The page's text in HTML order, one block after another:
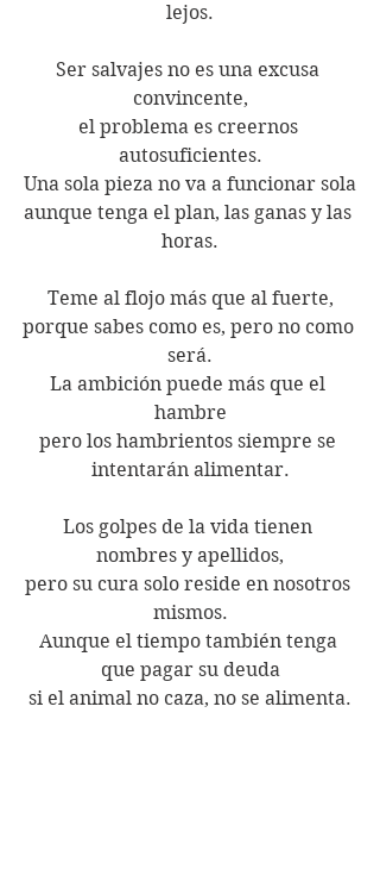
lejos.
Ser salvajes no es una excusa
convincente,
el problema es creernos
autosuficientes.
Una sola pieza no va a funcionar sola
aunque tenga el plan, las ganas y las
horas.
Teme al flojo más que al fuerte,
porque sabes como es, pero no como
será.
La ambición puede más que el
hambre
pero los hambrientos siempre se
intentarán alimentar.
Los golpes de la vida tienen
nombres y apellidos,
pero su cura solo reside en nosotros
mismos.
Aunque el tiempo también tenga
que pagar su deuda
si el animal no caza, no se alimenta.